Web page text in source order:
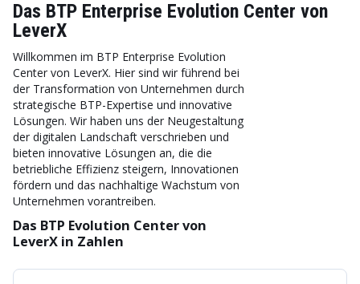
Das BTP Enterprise Evolution Center von
LeverX
Willkommen im BTP Enterprise Evolution
Center von LeverX. Hier sind wir führend bei
der Transformation von Unternehmen durch
strategische BTP-Expertise und innovative
Lösungen. Wir haben uns der Neugestaltung
der digitalen Landschaft verschrieben und
bieten innovative Lösungen an, die die
betriebliche Effizienz steigern, Innovationen
fördern und das nachhaltige Wachstum von
Unternehmen vorantreiben.
Das BTP Evolution Center von
LeverX in Zahlen